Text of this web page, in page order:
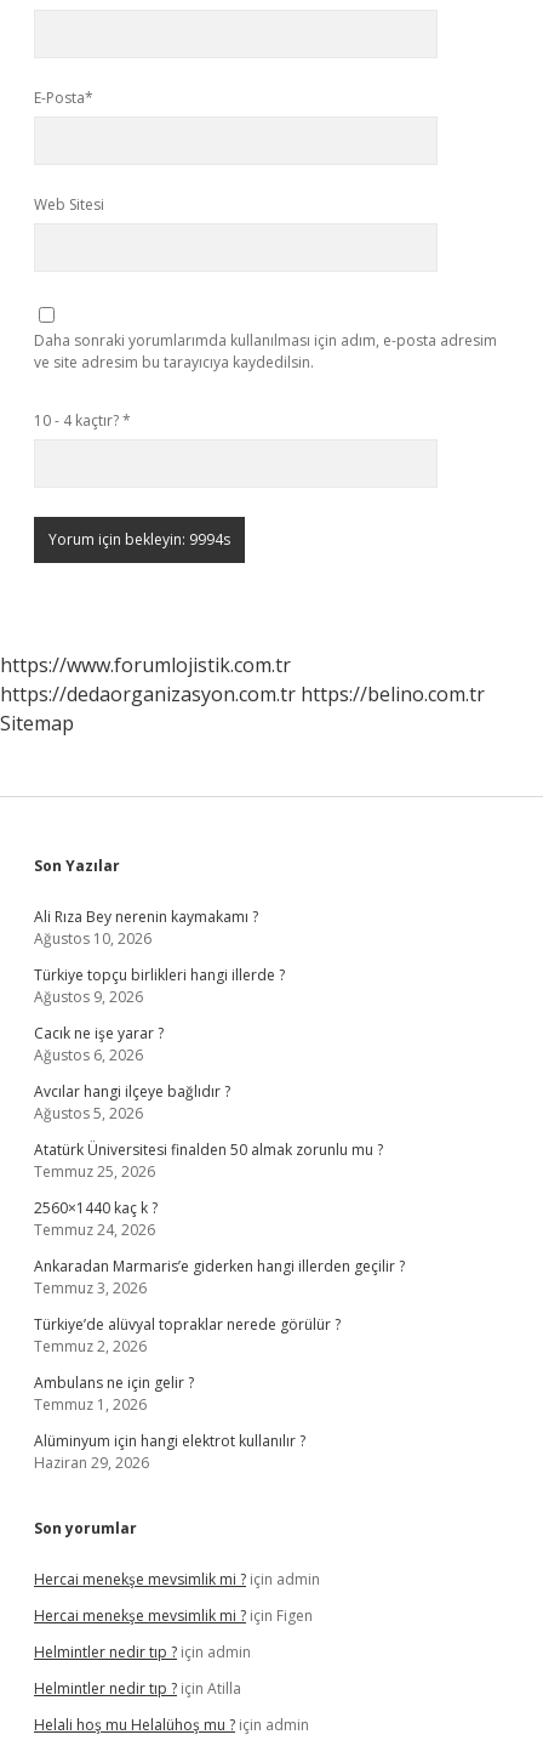
E-Posta*
Web Sitesi
Daha sonraki yorumlarımda kullanılması için adım, e-posta adresim
ve site adresim bu tarayıcıya kaydedilsin.
10 - 4 kaçtır?*
https://www.forumlojistik.com.tr
https://dedaorganizasyon.com.tr https://belino.com.tr
Sitemap
Sidebar
Son Yazılar
Ali Rıza Bey nerenin kaymakamı ?
Ağustos 10, 2026
Türkiye topçu birlikleri hangi illerde ?
Ağustos 9, 2026
Cacık ne işe yarar ?
Ağustos 6, 2026
Avcılar hangi ilçeye bağlıdır ?
Ağustos 5, 2026
Atatürk Üniversitesi finalden 50 almak zorunlu mu ?
Temmuz 25, 2026
2560×1440 kaç k ?
Temmuz 24, 2026
Ankaradan Marmaris’e giderken hangi illerden geçilir ?
Temmuz 3, 2026
Türkiye’de alüvyal topraklar nerede görülür ?
Temmuz 2, 2026
Ambulans ne için gelir ?
Temmuz 1, 2026
Alüminyum için hangi elektrot kullanılır ?
Haziran 29, 2026
Son yorumlar
Hercai menekşe mevsimlik mi ? için admin
Hercai menekşe mevsimlik mi ? için Figen
Helmintler nedir tıp ? için admin
Helmintler nedir tıp ? için Atilla
Helali hoş mu Helalühoş mu ? için admin